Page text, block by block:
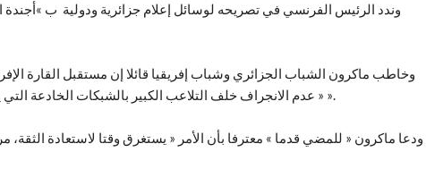
وندد الرئيس الفرنسي في تصريحه لوسائل إعلام جزائرية ودولية ب »أجندة
وخاطب ماكرون الشباب الجزائري وشباب إفريقيا قائلا إن مستقبل القارة
« عدم الانجراف خلف التلاعب الكبير بالشبكات الخادعة التي يتم التحكم فيها عن بعد، من قبل قوى أجنبية ».
ودعا ماكرون « للمضي قدما » معترفا بأن الأمر « يستغرق وقتا لاستعادة الثقة،